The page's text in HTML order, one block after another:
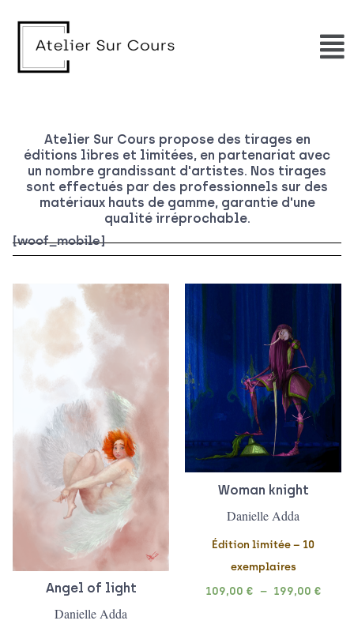
Aller
Atelier Sur Cours propose des tirages en
éditions libres et limitées, en partenariat avec
un nombre grandissant d'artistes. Nos tirages
sont effectués par des professionnels sur des
matériaux hauts de gamme, garantie d'une
qualité irréprochable.
[woof_mobile]
Angel of light
Danielle Adda
Plage
99,00 €
199,00 €
Woman knight
Danielle Adda
Édition limitée – 10
exemplaires
109,00 € – 199,00 €
de
prix :